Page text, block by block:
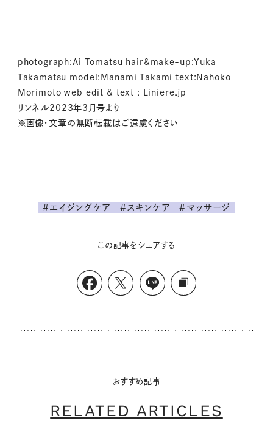
photograph:Ai Tomatsu hair&make-up:Yuka
Takamatsu model:Manami Takami text:Nahoko
Morimoto ｗeb edit & text : Liniere.jp
リンネル2023年3月号より
※画像・文章の無断転載はご遠慮ください
#エイジングケア #スキンケア #マッサージ
この記事をシェアする
おすすめ記事
RELATED ARTICLES